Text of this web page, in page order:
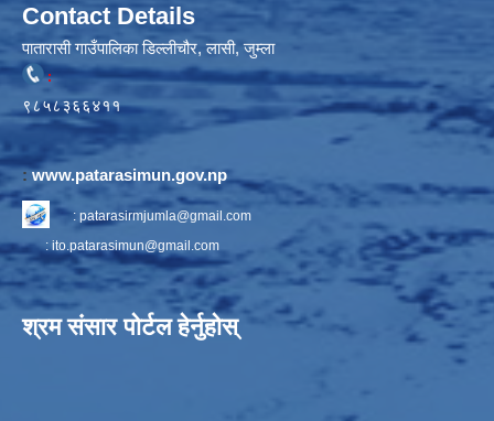
Contact Details
पातारासी गाउँपालिका डिल्लीचौर, लासी, जुम्ला
:
९८५८३६६४११
:www.patarasimun.gov.np
: patarasirmjumla@gmail.com
: ito.patarasimun@gmail.com
श्रम संसार पोर्टल हेर्नुहोस्